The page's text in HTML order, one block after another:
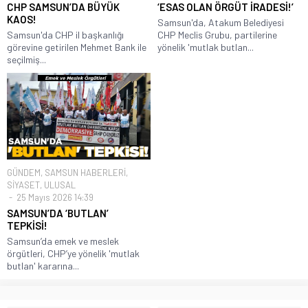
CHP SAMSUN’DA BÜYÜK
KAOS!
Samsun'da CHP il başkanlığı
görevine getirilen Mehmet Bank ile
seçilmiş...
‘ESAS OLAN ÖRGÜT İRADESİ!’
Samsun'da, Atakum Belediyesi
CHP Meclis Grubu, partilerine
yönelik 'mutlak butlan...
GÜNDEM, SAMSUN HABERLERİ,
SİYASET, ULUSAL
25 Mayıs 2026 14:39
SAMSUN’DA ‘BUTLAN’
TEPKİSİ!
Samsun’da emek ve meslek
örgütleri, CHP’ye yönelik 'mutlak
butlan' kararına...